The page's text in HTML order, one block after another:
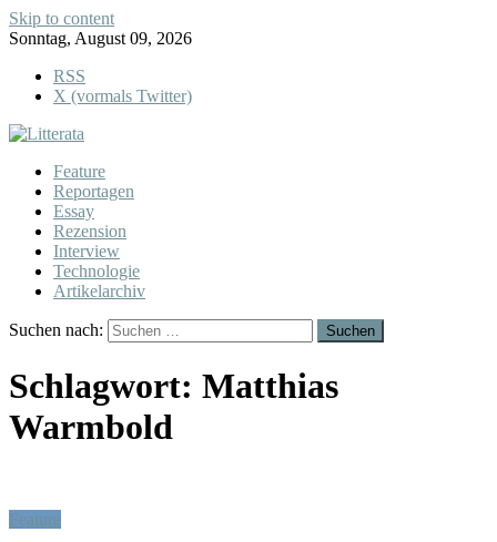
Skip to content
Sonntag, August 09, 2026
RSS
X (vormals Twitter)
Feature
Reportagen
Essay
Rezension
Interview
Technologie
Artikelarchiv
Suchen nach:
Schlagwort: Matthias
Warmbold
Feature